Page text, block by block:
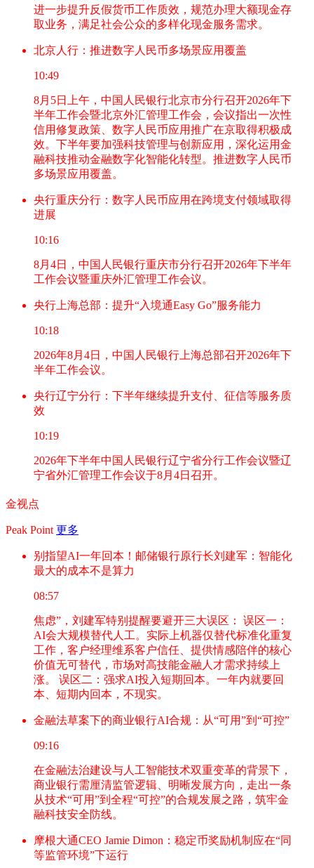
进一步提升反假货币工作质效，规范办理大额现金存
取业务，满足社会公众的多样化现金服务需求。
北京人行：推进数字人民币多场景应用覆盖
10:49
8月5日上午，中国人民银行北京市分行召开2026年下
半年工作会暨北京外汇管理工作会，会议指出一次性
信用修复政策、数字人民币应用推广在京取得积极成
效。下半年要加强科技管理与创新应用，深化运用金
融科技推动金融数字化智能化转型。推进数字人民币
多场景应用覆盖。
央行重庆分行：数字人民币应用在跨境支付领域取得
进展
10:16
8月4日，中国人民银行重庆市分行召开2026年下半年
工作会议暨重庆外汇管理工作会议。
央行上海总部：提升“入境通Easy Go”服务能力
10:18
2026年8月4日，中国人民银行上海总部召开2026年下
半年工作会议。
央行辽宁分行：下半年继续提升支付、征信等服务质
效
10:19
2026年下半年中国人民银行辽宁省分行工作会议暨辽
宁省外汇管理工作会议于8月4日召开。
金视点
Peak Point 更多
别指望AI一年回本！邮储银行原行长刘建军：智能化
最大的成本不是算力
08:57
焦虑”，刘建军特别提醒要避开三大误区： 误区一：
AI会大规模替代人工。实际上机器仅替代标准化重复
工作，客户经理维系客户信任、提供情感陪伴的核心
价值无可替代，市场对高技能金融人才需求持续上
涨。 误区二：强求AI投入短期回本。一年内就要回
本、短期内回本，不现实。
金融法草案下的商业银行AI合规：从“可用”到“可控”
09:16
在金融法治建设与人工智能技术双重变革的背景下，
商业银行需厘清监管逻辑、明晰发展方向，走出一条
从技术“可用”到全程“可控”的合规发展之路，筑牢金
融科技安全防线。
摩根大通CEO Jamie Dimon：稳定币奖励机制应在“同
等监管环境”下运行